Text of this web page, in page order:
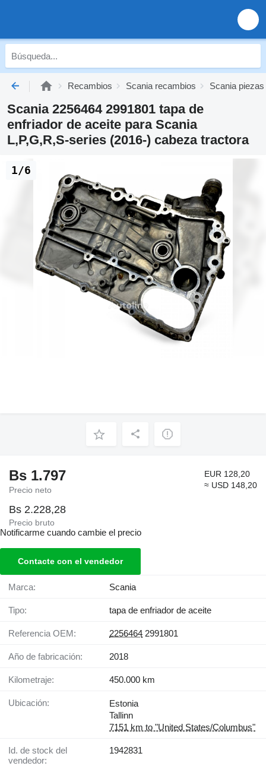
Recambios Scania recambios Scania
Scania 2256464 2991801 tapa de
enfriador de aceite para Scania
L,P,G,R,S-series (2016-) cabeza tractora
1/6
Bs 1.797
Precio neto
EUR 128,20
≈ USD 148,20
Bs 2.228,28
Precio bruto
Notificarme cuando cambie el precio
Contacte con el vendedor
Marca: Scania
Tipo: tapa de enfriador de aceite
Referencia OEM: 2256464 2991801
Año de fabricación: 2018
Kilometraje: 450.000 km
Ubicación:
Estonia
Tallinn
7151 km to "United States/Columbus"
Id. de stock del
vendedor:
1942831